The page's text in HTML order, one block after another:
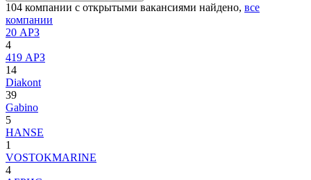
104 компании с открытыми вакансиями найдено, все
компании
20 АРЗ
4
419 АРЗ
14
Diakont
39
Gabino
5
HANSE
1
VOSTOKMARINE
4